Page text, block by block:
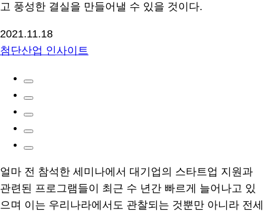
고 풍성한 결실을 만들어낼 수 있을 것이다.
2021.11.18
첨단산업 인사이트
얼마 전 참석한 세미나에서 대기업의 스타트업 지원과
관련된 프로그램들이 최근 수 년간 빠르게 늘어나고 있
으며 이는 우리나라에서도 관찰되는 것뿐만 아니라 전세